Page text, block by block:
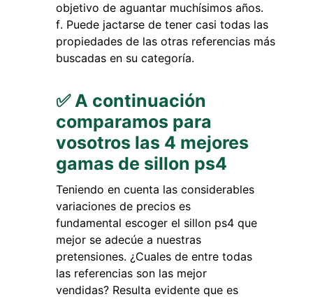
objetivo de aguantar muchísimos años.
Puede jactarse de tener casi todas las
propiedades de las otras referencias más
buscadas en su categoría.
✅ A continuación
comparamos para
vosotros las 4 mejores
gamas de sillon ps4
Teniendo en cuenta las considerables
variaciones de precios es
fundamental escoger el sillon ps4 que
mejor se adecúe a nuestras
pretensiones. ¿Cuales de entre todas
las referencias son las mejor
vendidas? Resulta evidente que es